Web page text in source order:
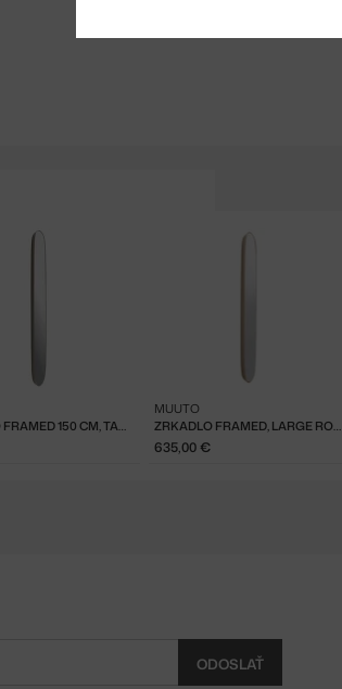
ZRKADLO FRAMED 150 CM, TAUPE/CLEAR ZRKADLO FRAMED, LARGE ROSE/CLEAR
MUUTO
635,00 €
ODOSLAŤ